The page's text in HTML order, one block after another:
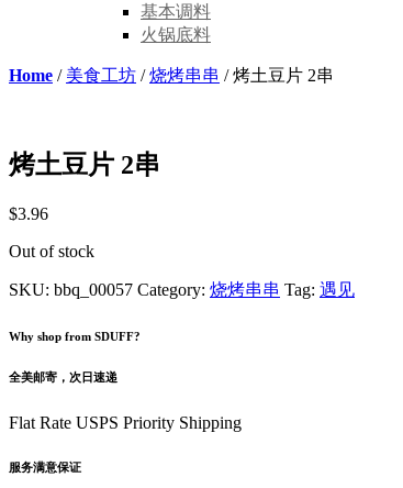
基本调料
火锅底料
Home / 美食工坊 /烧烤串串 / 烤土豆片 2串
烤土豆片 2串
$3.96
Out of stock
SKU: bbq_00057 Category: 烧烤串串 Tag: 遇见
Why shop from SDUFF?
全美邮寄，次日速递
Flat Rate USPS Priority Shipping
服务满意保证